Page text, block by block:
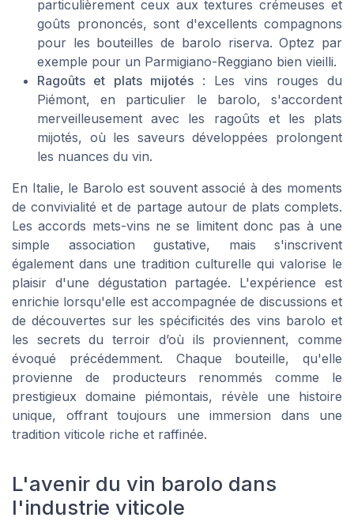
particulièrement ceux aux textures crémeuses et
goûts prononcés, sont d'excellents compagnons
pour les bouteilles de barolo riserva. Optez par
exemple pour un Parmigiano-Reggiano bien vieilli.
Ragoûts et plats mijotés: Les vins rouges du
Piémont, en particulier le barolo, s'accordent
merveilleusement avec les ragoûts et les plats
mijotés, où les saveurs développées prolongent
les nuances du vin.
En Italie, le Barolo est souvent associé à des moments
de convivialité et de partage autour de plats complets.
Les accords mets-vins ne se limitent donc pas à une
simple association gustative, mais s'inscrivent
également dans une tradition culturelle qui valorise le
plaisir d'une dégustation partagée. L'expérience est
enrichie lorsqu'elle est accompagnée de discussions et
de découvertes sur les spécificités des vins barolo et
les secrets du terroir d’où ils proviennent, comme
évoqué précédemment. Chaque bouteille, qu'elle
provienne de producteurs renommés comme le
prestigieux domaine piémontais, révèle une histoire
unique, offrant toujours une immersion dans une
tradition viticole riche et raffinée.
L'avenir du vin barolo dans
l'industrie viticole